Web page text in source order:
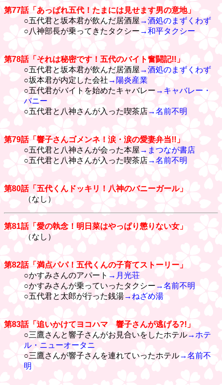
第77話「あっぱれ五代！たまには見せます男の意地」
○五代君と坂本君が飲んだ居酒屋 →酒処のまずくわず
○八神部長が乗ってきたタクシー →和平タクシー
第78話「それは秘密です！五代のバイト奮闘記!!」
○五代君と坂本君が飲んだ居酒屋 →酒処のまずくわず
○坂本君が内定した会社 →陽炎産業
○五代君がバイトを始めたキャバレー →キャバレー・
バニー
○五代君と八神さんが入った喫茶店→名前不明
第79話「響子さんゴメンネ！涙・涙の愛妻弁当!!」
○五代君と八神さんが会った本屋 →まつなが書店
○五代君と八神さんが入った喫茶店→名前不明
第80話「五代くんドッキリ！八神のバニーガール」
（なし）
第81話「愛の執念！明日菜はやっぱり懲りない女」
（なし）
第82話「満点パパ！五代くんの子育てストーリー」
○かすみさんのアパート →月光荘
○かすみさんが乗っていったタクシー →名前不明
○五代君と太郎が行った銭湯→ねざめ湯
第83話「追いかけてヨコハマ 響子さんが逃げる?!」
○三鷹さんと響子さんがお見合いをしたホテル→ホテ
ル・ニューオータニ
○三鷹さんが響子さんを連れていったホテル→名前不
明